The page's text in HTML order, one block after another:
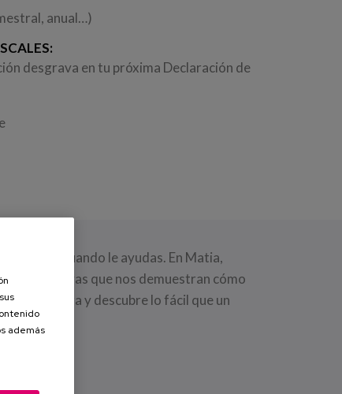
anual…)
desgrava en tu próxima Declaración de
alguien cuando le ayudas. En Matia,
Iniciativas que nos demuestran cómo
Entra y descubre lo fácil que un
además